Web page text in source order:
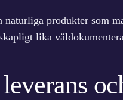
produkter som
lika